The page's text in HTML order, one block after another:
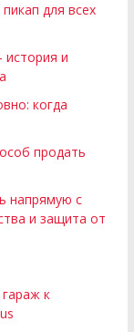
для всех
и
когда
продать
напрямую с
и защита от
к